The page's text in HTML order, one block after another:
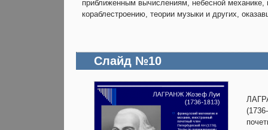
приближенным вычислениям, небесной механике,
кораблестроению, теории музыки и других,
Слайд №10